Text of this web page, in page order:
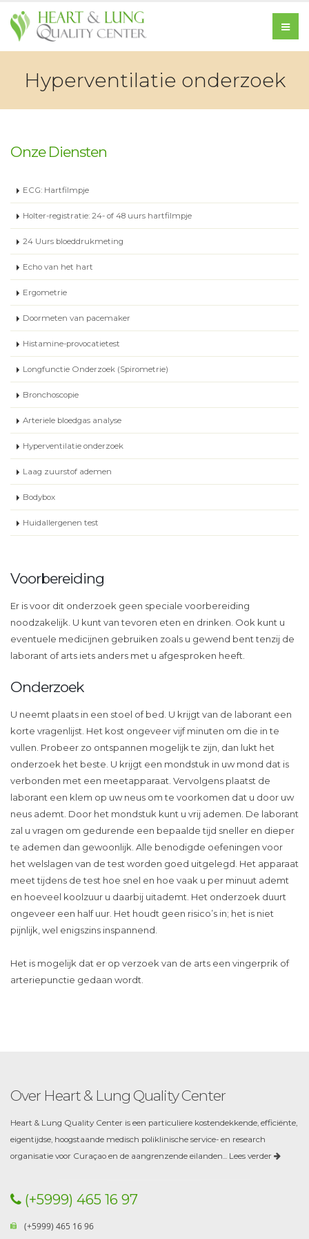
Hyperventilatie onderzoek
Onze Diensten
ECG: Hartfilmpje
Holter-registratie: 24- of 48 uurs hartfilmpje
24 Uurs bloeddrukmeting
Echo van het hart
Ergometrie
Doormeten van pacemaker
Histamine-provocatietest
Longfunctie Onderzoek (Spirometrie)
Bronchoscopie
Arteriele bloedgas analyse
Hyperventilatie onderzoek
Laag zuurstof ademen
Bodybox
Huidallergenen test
Voorbereiding
Er is voor dit onderzoek geen speciale voorbereiding
noodzakelijk. U kunt van tevoren eten en drinken. Ook kunt u
eventuele medicijnen gebruiken zoals u gewend bent tenzij de
laborant of arts iets anders met u afgesproken heeft.
Onderzoek
U neemt plaats in een stoel of bed. U krijgt van de laborant een
korte vragenlijst. Het kost ongeveer vijf minuten om die in te
vullen. Probeer zo ontspannen mogelijk te zijn, dan lukt het
onderzoek het beste. U krijgt een mondstuk in uw mond dat is
verbonden met een meetapparaat. Vervolgens plaatst de
laborant een klem op uw neus om te voorkomen dat u door uw
neus ademt. Door het mondstuk kunt u vrij ademen. De laborant
zal u vragen om gedurende een bepaalde tijd sneller en dieper
te ademen dan gewoonlijk. Alle benodigde oefeningen voor
het welslagen van de test worden goed uitgelegd. Het apparaat
meet tijdens de test hoe snel en hoe vaak u per minuut ademt
en hoeveel koolzuur u daarbij uitademt. Het onderzoek duurt
ongeveer een half uur. Het houdt geen risico’s in; het is niet
pijnlijk, wel enigszins inspannend.
Het is mogelijk dat er op verzoek van de arts een vingerprik of
arteriepunctie gedaan wordt.
Over Heart & Lung Quality Center
Heart & Lung Quality Center is een particuliere kostendekkende, efficiënte,
eigentijdse, hoogstaande medisch poliklinische service- en research
organisatie voor Curaçao en de aangrenzende eilanden... Lees verder
(+5999) 465 16 97
(+5999) 465 16 96